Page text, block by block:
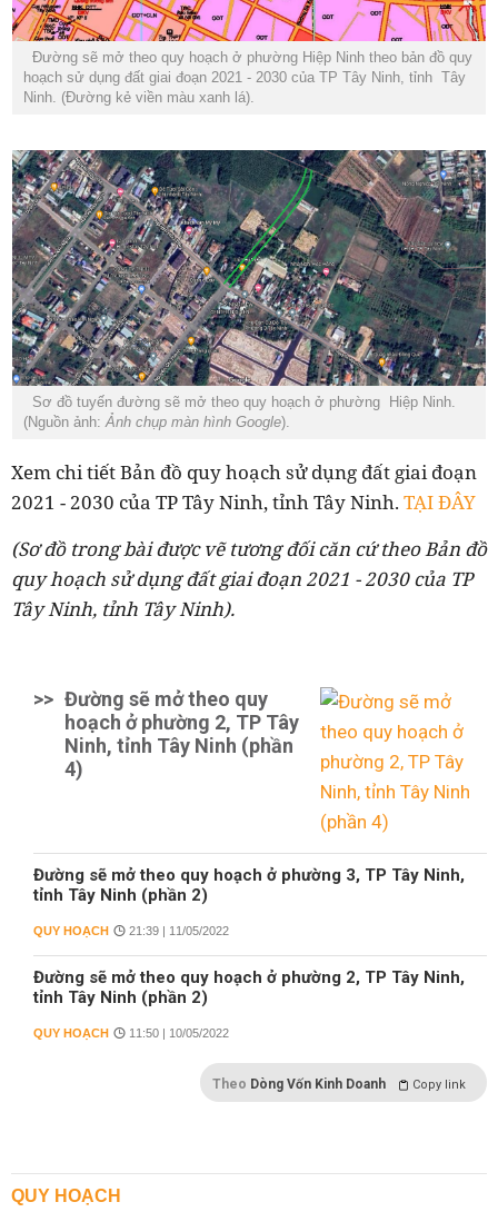
Đường sẽ mở theo quy hoạch ở phường Hiệp Ninh theo bản đồ quy
hoạch sử dụng đất giai đoạn 2021 - 2030 của TP Tây Ninh, tỉnh Tây
Ninh. (Đường kẻ viền màu xanh lá).
Sơ đồ tuyến đường sẽ mở theo quy hoạch ở phường Hiệp Ninh.
(Nguồn ảnh: Ảnh chụp màn hình Google).
Xem chi tiết Bản đồ quy hoạch sử dụng đất giai đoạn
2021 - 2030 của TP Tây Ninh, tỉnh Tây Ninh. TẠI ĐÂY
(Sơ đồ trong bài được vẽ tương đối căn cứ theo Bản đồ
quy hoạch sử dụng đất giai đoạn 2021 - 2030 của TP
Tây Ninh, tỉnh Tây Ninh).
>> Đường sẽ mở theo quy
hoạch ở phường 2, TP Tây
Ninh, tỉnh Tây Ninh (phần
4)
Đường sẽ mở theo quy hoạch ở phường 3, TP Tây Ninh,
tỉnh Tây Ninh (phần 2)
QUY HOẠCH 21:39 | 11/05/2022
Đường sẽ mở theo quy hoạch ở phường 2, TP Tây Ninh,
tỉnh Tây Ninh (phần 2)
QUY HOẠCH 11:50 | 10/05/2022
Theo Dòng Vốn Kinh Doanh Copy link
QUY HOẠCH